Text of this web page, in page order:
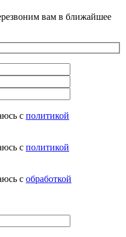
вам в ближайшее
с политикой
с политикой
с обработкой